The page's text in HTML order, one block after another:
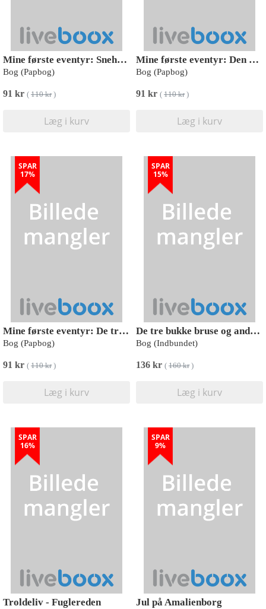
Mine første eventyr: Snehvide
Bog (Papbog)
91 kr ( 110 kr)
Læg i kurv
Mine første eventyr: Den grimme ælling
Bog (Papbog)
91 kr ( 110 kr)
Læg i kurv
SPAR
17%
Mine første eventyr: De tre Bukke Bruse
Bog (Papbog)
91 kr ( 110 kr)
Læg i kurv
SPAR
15%
De tre bukke bruse og andre eventyr
Bog (Indbundet)
136 kr ( 160 kr)
Læg i kurv
SPAR
16%
Troldeliv - Fuglereden
SPAR
9%
Jul på Amalienborg